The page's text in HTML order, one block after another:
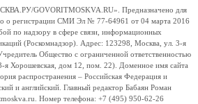
GOVORITMOSKVA.RU». Предназначено для
о регистрации СМИ Эл № 77-64961 от 04 марта 2016
по надзору в сфере связи, информационных
(Роскомнадзор). Адрес: 123298, Москва, ул. 3-я
Общество с ограниченной ответственностью
Хорошевская, дом 12, пом. 22). Доменное имя сайта
распространения – Российская Федерация и
и английский. Главный редактор Бабаян Роман
Номер телефона: +7 (495) 950-62-26